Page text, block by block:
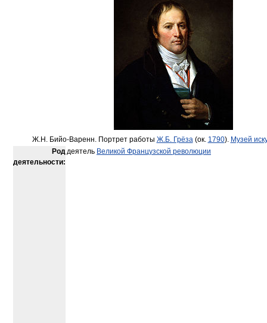
Ж.Н. Бийо-Варенн. Портрет работы Ж.Б. Грёза(ок. 1790). Музей
Род
деятельности:
деятель Великой Французской революции